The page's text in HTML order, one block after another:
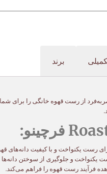
برند
رست یکنواخت و با کیفیت دانه‌های
یکنواخت و جلوگیری از سوختن
فرآیند رست قهوه را فراهم می‌کند.